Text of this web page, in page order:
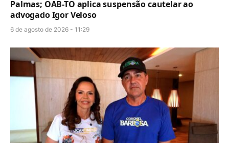
Palmas; OAB-TO aplica suspensão cautelar ao
advogado Igor Veloso
6 de agosto de 2026 - 11:29